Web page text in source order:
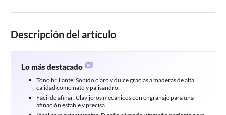
Descripción del artículo
Lo más destacado
Tono brillante: Sonido claro y dulce gracias a maderas de alta
calidad como nato y palisandro.
Fácil de afinar: Clavijeros mecánicos con engranaje para una
afinación estable y precisa.